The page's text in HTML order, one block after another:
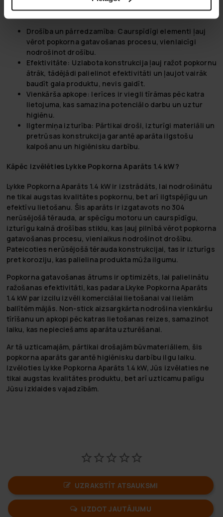
vakaram vai pasākumumam. Šīs ierīces nodrošina ne tikai
gardu uzkodu, bet arī uzlabo lietošanas ērtības un higiēnu.
Drošība un pārredzamība: Caurspīdīgi elementi ļauj
vērot popkorna gatavošanas procesu, vienlaicīgi
nodrošinot drošību.
Efektivitāte: Uzlabota konstrukcija ļauj ražot popkornu
ātrāk, tādējādi palielinot efektivitāti un ļaujot vairāk
baudīt gala produktu, nevis gaidīt.
Vienkārša apkope: Ierīces ir viegli tīrāmas pēc katra
lietojuma, kas samazina potenciālo darbu un uztur
higiēnu.
Ilgtermiņa izturība: Pārtikai droši, izturīgi materiāli un
pretrūsas konstrukcija garantē aparāta ilgstošu
kalpošanu un higiēnisku darbību.
Kāpēc izvēlēties Lykke Popkorna Aparāts 1.4 kW?
Lykke Popkorna Aparāts 1.4 kW ir izstrādāts, lai nodrošinātu
ne tikai augstas kvalitātes popkornu, bet arī ilgtspējīgu un
efektīvu lietošanu. Šis aparāts ir izgatavots no 304
nerūsējošā tērauda, ar spēcīgu motoru un caurspīdīgu,
izturīgu kalnā drošības stiklu, kas ļauj pilnībā vērot popkorna
gatavošanas procesu, vienlaikus nodrošinot drošību.
Pateicoties nerūsējošā tērauda konstrukcijai, tas ir izturīgs
pret koroziju, kas palielina produkta mūža ilgumu.
Popkorna gatavošanas ātrums ir optimizēts, lai palielinātu
ražošanas efektivitāti, kas padara Lkyke Popkorna Aparāts
1.4 kW par izcilu izvēli komerciālai lietošanai vai lielām
ballītēm mājās. Non-stick aizsargkārta nodrošina vienkāršu
tīrīšanu un apkopi pēc katras lietošanas reizes, samazinot
laiku, kas nepieciešams aparāta uzturēšanai.
Ar tā uzticamajām, pārtikai drošajām būvmateriāliem, šis
popkorna aparāts garantē higiēnisku darbību ilgu laiku.
Izvēloties Lykke Popkorna Aparāts 1.4 kW, Jūs izvēlaties ne
tikai augstas kvalitātes produktu, bet arī uzticamu palīgu
Jūsu izklaides vajadzībām.
UZRAKSTĪT ATSAUKSMI
UZDOT JAUTĀJUMU